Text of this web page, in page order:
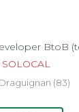
BtoB
SOLOCAL
Draguignan (83)